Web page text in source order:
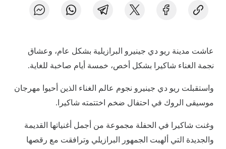
عاشت مدينة ريو دي جينيرو البرازيلية بشكل عام، وعشاق
نجمة الغناء شاكيرا بشكل أخص، خمسة أيام صاخبة للغاية.
واستقبلت ريو دي جينيرو نجوم عالم الغناء الذين أحيوا مهرجان
موسيقى الروك في احتفال ضخم اختتمته شاكيرا.
وغنت شاكيرا في الحفلة مجموعة من أجمل أغنياتها القديمة
والجديدة التي ألهبت الجمهور البرازيلي وترافقت مع رقصها